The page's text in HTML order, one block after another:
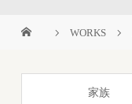
WORKS
家族